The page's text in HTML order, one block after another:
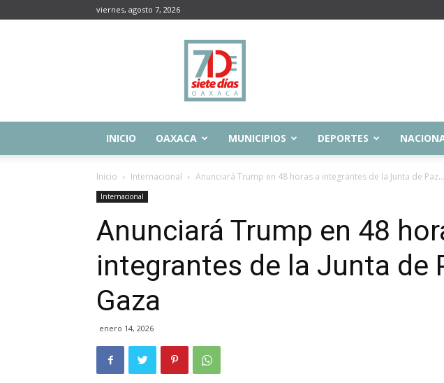
viernes, agosto 7, 2026
Siete
Días
Oaxaca
INICIO OAXACA MUNICIPIOS DEPORTES
Inicio Internacional Anunciará Trump en 48 horas a integrantes de la Junta de Paz...
Internacional
Anunciará Trump en 48
integrantes de la Junta de
Gaza
enero 14, 2026